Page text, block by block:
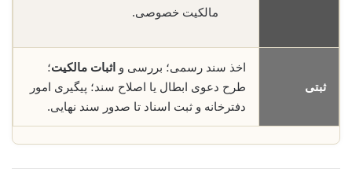
مالکیت خصوصی.
ثبتی
اخذ سند رسمی؛ بررسی و اثبات مالکیت؛
طرح دعوی ابطال یا اصلاح سند؛ پیگیری امور
دفترخانه و ثبت اسناد تا صدور سند نهایی.